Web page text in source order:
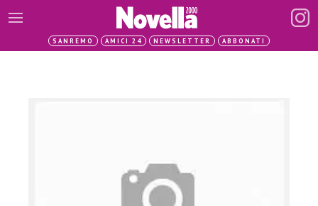
SANREMO AMICI 24 NEWSLETTER ABBONATI